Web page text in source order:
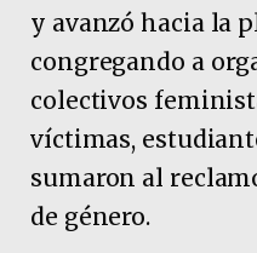
y avanzó hacia la
congregando a
colectivos
víctimas,
sumaron al
de género.